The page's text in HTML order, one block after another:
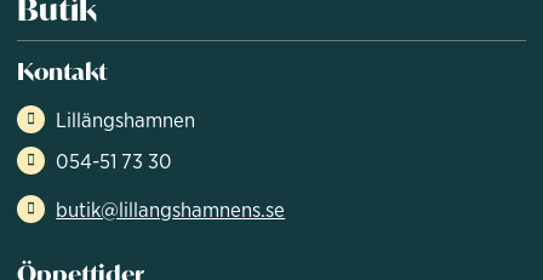
Butik
Kontakt
Lillängshamnen
054-51 73 30
butik@lillangshamnens.se
Öppettider